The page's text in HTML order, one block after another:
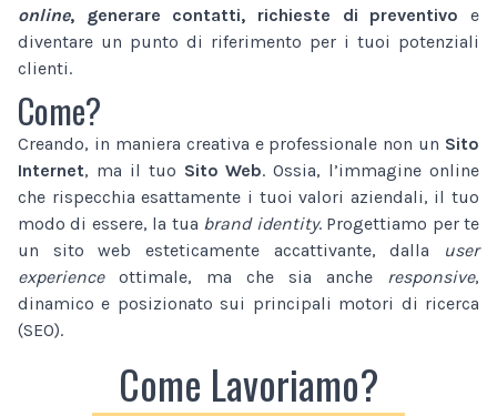
online, generare contatti, richieste di preventivo e
diventare un punto di riferimento per i tuoi potenziali
clienti.
Come?
Creando, in maniera creativa e professionale non un Sito
Internet, ma il tuo Sito Web. Ossia, l’immagine online
che rispecchia esattamente i tuoi valori aziendali, il tuo
modo di essere, la tua brand identity. Progettiamo per te
un sito web esteticamente accattivante, dalla
user
experienceottimale, ma che sia anche responsive,
dinamico e posizionato sui principali motori di ricerca
(SEO).
Come Lavoriamo?